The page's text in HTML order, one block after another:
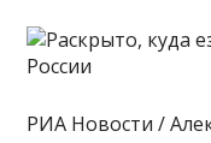
РИА Новости /